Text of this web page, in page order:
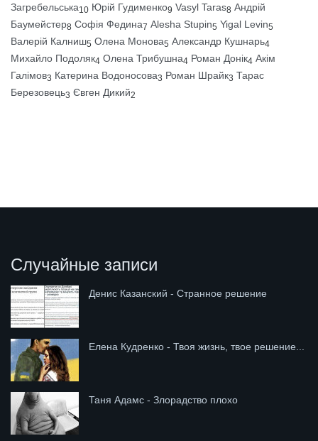
Загребельська10 Юрій Гудименко9 Vasyl Taras8 Андрій
Баумейстер8 Софія Федина7 Alesha Stupin5 Yigal Levin5
Валерій Калниш5 Олена Монова5 Александр Кушнарь4
Михайло Подоляк4 Олена Трибушна4 Роман Донік4 Акім
Галімов3 Катерина Водоносова3 Роман Шрайк3 Тарас
Березовець3 Євген Дикий2
Случайные записи
Денис Казанский - Странное решение
Елена Кудренко - Твоя жизнь, твое решение...
Таня Адамс - Злорадство плохо